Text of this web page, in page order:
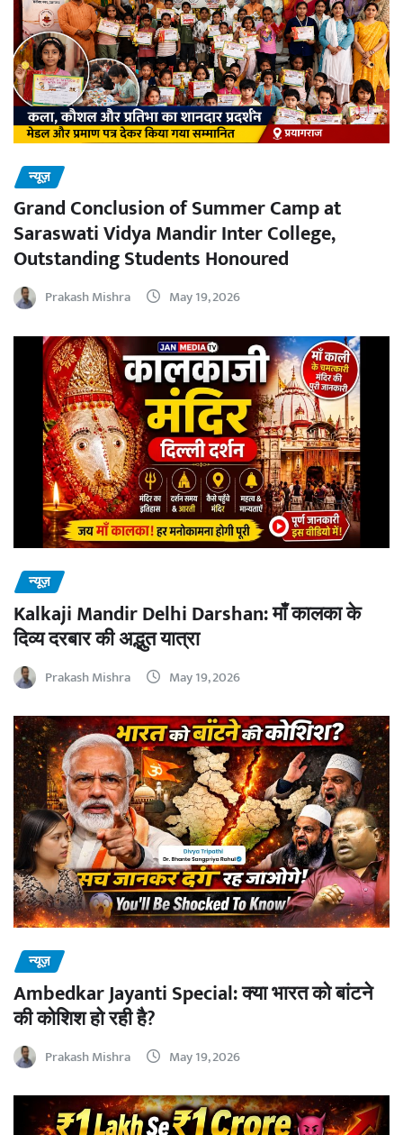
न्यूज़
Grand Conclusion of Summer Camp at
Saraswati Vidya Mandir Inter College,
Outstanding Students Honoured
Prakash Mishra May 19, 2026
न्यूज़
Kalkaji Mandir Delhi Darshan: माँ कालका के
दिव्य दरबार की अद्भुत यात्रा
Prakash Mishra May 19, 2026
न्यूज़
Ambedkar Jayanti Special: क्या भारत को बांटने
की कोशिश हो रही है?
Prakash Mishra May 19, 2026